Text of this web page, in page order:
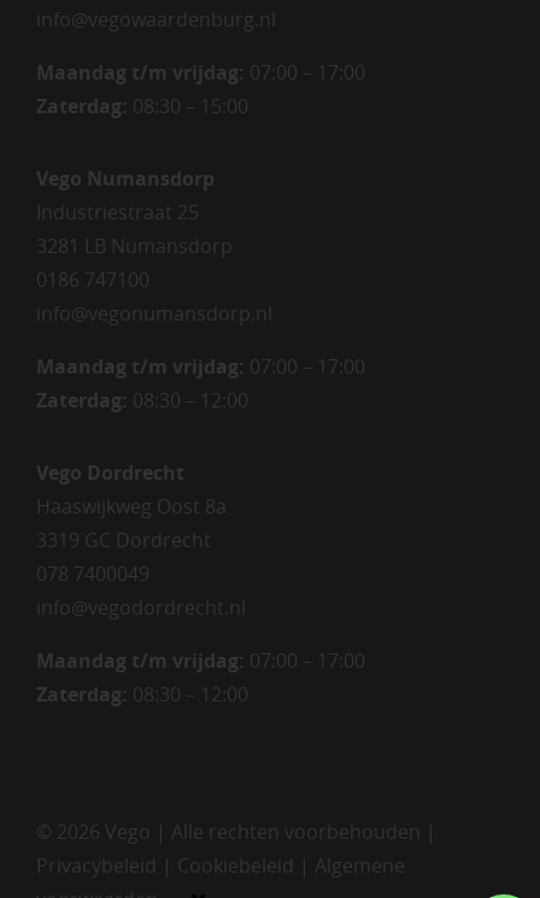
info@vegowaardenburg.nl
Maandag t/m vrijdag: 07:00 – 17:00
Zaterdag: 08:30 – 15:00
Vego Numansdorp
Industriestraat 25
3281 LB Numansdorp
0186 747100
info@vegonumansdorp.nl
Maandag t/m vrijdag: 07:00 – 17:00
Zaterdag: 08:30 – 12:00
Vego Dordrecht
Haaswijkweg Oost 8a
3319 GC Dordrecht
078 7400049
info@vegodordrecht.nl
Maandag t/m vrijdag: 07:00 – 17:00
Zaterdag: 08:30 – 12:00
© 2026 Vego | Alle rechten voorbehouden |
Privacybeleid | Cookiebeleid | Algemene